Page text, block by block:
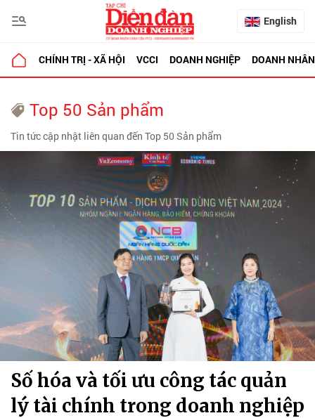
English
CHÍNH TRỊ - XÃ HỘI VCCI DOANH NGHIỆP DOANH NHÂN
Top 50 Sản phẩm
Tin tức cập nhật liên quan đến Top 50 Sản phẩm
Số hóa và tối ưu công tác quản
lý tài chính trong doanh nghiệp